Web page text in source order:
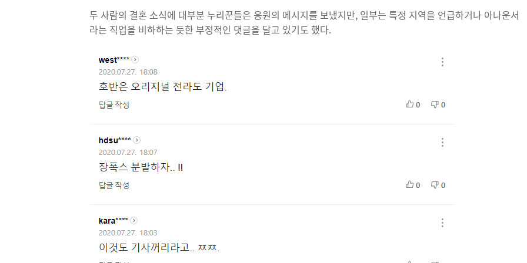
두 사람의 결혼 소식에 대부분 누리꾼들은 응원의 메시지를 보냈지만, 일부는 특정 지역을 언급하거나 아나운서
라는 직업을 비하하는 듯한 부정적인 댓글을 달고 있기도 했다.